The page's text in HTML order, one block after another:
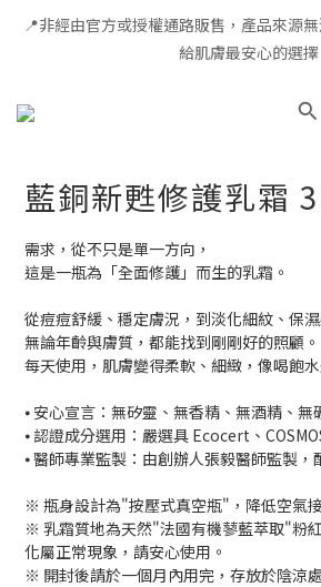
全館滿千免運 × 新用戶即享
📍非經由官方或授權通路販售，產品來源
給肌膚最安心的選擇
全館滿千免運 × 新用戶即享
藍銅新甦修護乳霜
需求，從不只是單一方向，
這是一瓶為「全面修護」而生的乳霜。
從痘痘舒緩、穩定膚況，到淡化細紋、保濕
無論年齡與膚質，都能找到剛剛好的照顧。
每天使用，肌膚變得柔軟、細緻，像喝飽水
⦁ 安心宣言：無矽靈、無香精、無酒精、無
⦁ 認證成分選用：嚴選具 Ecocert、
⦁ 醫師專業監製：由創辦人張毅醫師監製，
※ 瓶身設計為"按壓式真空瓶"，降低空氣
※ 乳霜質地為天然"法國有機蓼藍萃取"粉
化屬正常現象，請安心使用。
※ 開封後請於一個月內用完，存放於陰涼